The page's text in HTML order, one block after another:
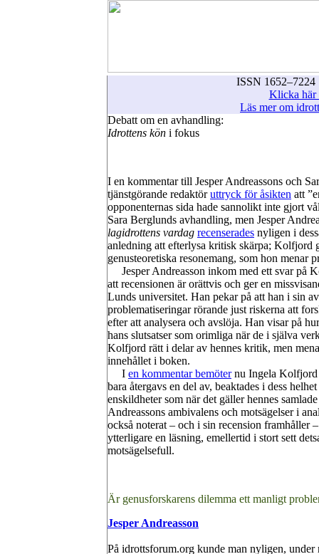
ISSN 1652–7224
Klicka här
Läs mer om
Debatt om en avhandling:
Idrottens kön i fokus
I en kommentar till Jesper Andreassons och
tjänstgörande redaktöruttryck för åsikten att
opponenternas sida hade sannolikt inte gjort
Sara Berglunds avhandling, men Jesper
lagidrottens vardag recenserades nyligen i
anledning att efterlysa kritisk skärpa; Kolfjord
genusteoretiska resonemang, som hon menar
Jesper Andreasson inkom med ett svar på
att recensionen är orättvis och ger en
Lunds universitet. Han pekar på att han i sin
problematiseringar rörande just riskerna att
efter att analysera och avslöja. Han visar på
hans slutsatser som orimliga när de i själva
Kolfjord rätt i delar av hennes kritik, men
innehållet i boken.
I en kommentar bemöternu Ingela Kolfjord
bara återgavs en del av, beaktades i dess
enskildheter som när det gäller hennes
Andreassons ambivalens och motsägelser i
också noterat – och i sin recension
ytterligare en läsning, emellertid i stort sett
motsägelsefull.
Är genusforskarens dilemma ett manligt
Jesper Andreasson
På idrottsforum.org kunde man nyligen,